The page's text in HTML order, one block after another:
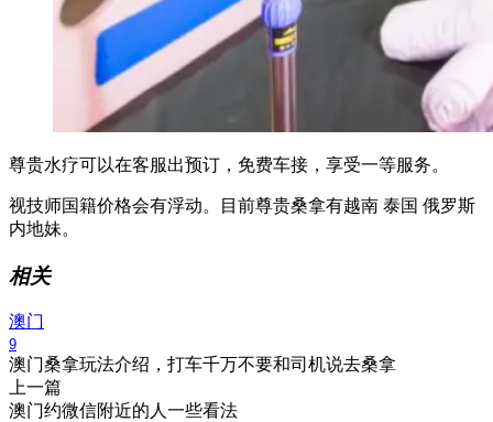
尊贵水疗可以在客服出预订，免费车接，享受一等服务。
视技师国籍价格会有浮动。目前尊贵桑拿有越南 泰国 俄罗斯
内地妹。
相关
澳门
9
澳门桑拿玩法介绍，打车千万不要和司机说去桑拿
上一篇
澳门约微信附近的人一些看法